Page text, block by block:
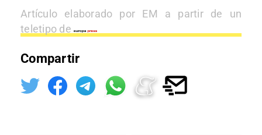
Artículo elaborado por EM a partir de un
teletipo de
Compartir